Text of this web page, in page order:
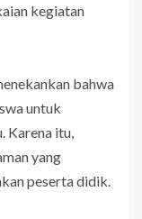
kegiatan
bahwa
untuk
Karena itu,
yang
peserta didik.